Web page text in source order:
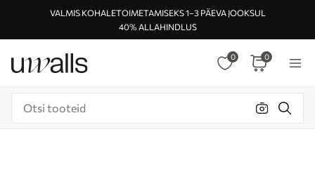
VALMIS KOHALETOIMETAMISEKS 1–3 PÄEVA JOOKSUL
40% ALLAHINDLUS
0 0